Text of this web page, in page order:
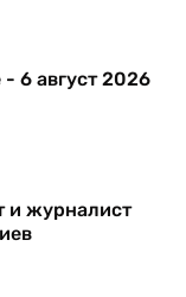
6 август 2026
и журналист